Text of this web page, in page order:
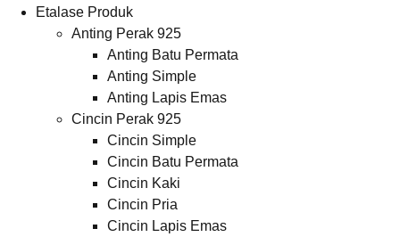
Etalase Produk
Anting Perak 925
Anting Batu Permata
Anting Simple
Anting Lapis Emas
Cincin Perak 925
Cincin Simple
Cincin Batu Permata
Cincin Kaki
Cincin Pria
Cincin Lapis Emas